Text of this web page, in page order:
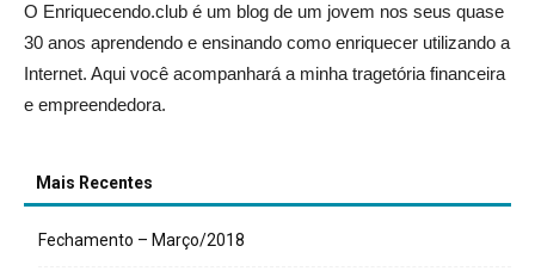
O Enriquecendo.club é um blog de um jovem nos seus quase
30 anos aprendendo e ensinando como enriquecer utilizando a
Internet. Aqui você acompanhará a minha tragetória financeira
e empreendedora.
Mais Recentes
Fechamento – Março/2018